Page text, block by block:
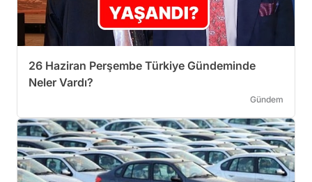
26 Haziran Perşembe Türkiye Gündeminde
Neler Vardı?
Gündem